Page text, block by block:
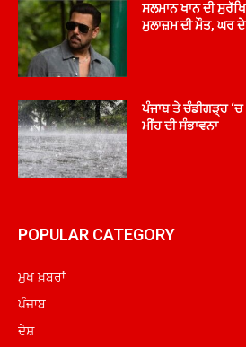
ਸਲਮਾਨ ਖਾਨ ਦੀ
ਮੁਲਾਜ਼ਮ ਦੀ ਮੌਤ, ਘਰ ਦੇ
ਪੰਜਾਬ ਤੇ ਚੰਡੀਗੜ੍ਹ
ਮੀਂਹ ਦੀ ਸੰਭਾਵਨਾ
POPULAR CATEGORY
ਮੁਖ ਖ਼ਬਰਾਂ
ਪੰਜਾਬ
ਦੇਸ਼